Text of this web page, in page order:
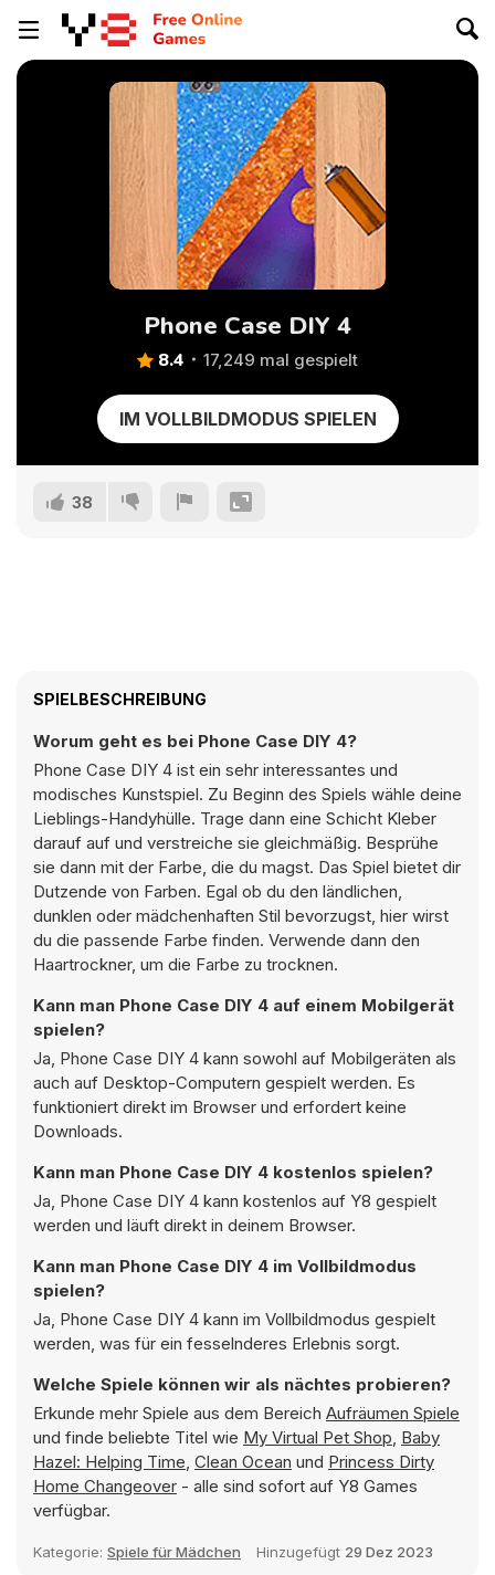
Phone Case DIY 4
8.4 17,249 mal gespielt
IM VOLLBILDMODUS SPIELEN
38
SPIELBESCHREIBUNG
Worum geht es bei Phone Case DIY 4?
Phone Case DIY 4 ist ein sehr interessantes und
modisches Kunstspiel. Zu Beginn des Spiels wähle deine
Lieblings-Handyhülle. Trage dann eine Schicht Kleber
darauf auf und verstreiche sie gleichmäßig. Besprühe
sie dann mit der Farbe, die du magst. Das Spiel bietet dir
Dutzende von Farben. Egal ob du den ländlichen,
dunklen oder mädchenhaften Stil bevorzugst, hier wirst
du die passende Farbe finden. Verwende dann den
Haartrockner, um die Farbe zu trocknen.
Kann man Phone Case DIY 4 auf einem Mobilgerät
spielen?
Ja, Phone Case DIY 4 kann sowohl auf Mobilgeräten als
auch auf Desktop-Computern gespielt werden. Es
funktioniert direkt im Browser und erfordert keine
Downloads.
Kann man Phone Case DIY 4 kostenlos spielen?
Ja, Phone Case DIY 4 kann kostenlos auf Y8 gespielt
werden und läuft direkt in deinem Browser.
Kann man Phone Case DIY 4 im Vollbildmodus
spielen?
Ja, Phone Case DIY 4 kann im Vollbildmodus gespielt
werden, was für ein fesselnderes Erlebnis sorgt.
Welche Spiele können wir als nächtes probieren?
Erkunde mehr Spiele aus dem Bereich Aufräumen Spiele
und finde beliebte Titel wie My Virtual Pet Shop, Baby
Hazel: Helping Time, Clean Ocean und Princess Dirty
Home Changeover - alle sind sofort auf Y8 Games
verfügbar.
Kategorie: Spiele für Mädchen Hinzugefügt 29 Dez 2023